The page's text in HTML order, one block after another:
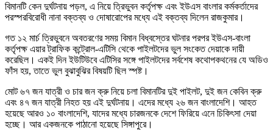
বিমানটি কেন দুর্ঘটনায় পড়ল, এ নিয়ে ত্রিভুবন কর্তৃপক্ষ এবং ইউএস বাংলার কর্মকর্তাদের
পরস্পরবিরোধী নানা বক্তব্য ও দোষারোপের মধ্যে এই বক্তব্য দিলেন রাজকুমার।
গত ১২ মার্চ ত্রিভুবনে অবতরণের সময় বিমান বিধ্বস্তের ঘটনার পরপর ইউএস-বাংলা
কর্তৃপক্ষ এয়ার ট্রাফিক কন্ট্রোল-এটিসি থেকে পাইলটদের ভুল সংকেত দেয়াকে দায়ী
করেছিল। একই দিন ইউটিউবে এটিসির সঙ্গে পাইলটদের সর্বশেষ কথোপকথনের যে অডিও
ফাঁস হয়, তাতে ভুল বুঝাবুঝির বিষয়টি ছিল স্পষ্ট।
মোট ৬৭ জন যাত্রী ও চার জন ক্রু নিয়ে চলা বিমানটির দুই পাইলট, দুই জন কেবিন ক্রু
এবং ৪৭ জন যাত্রী নিহত হয় এই দুর্ঘটনায়। এদের মধ্যে ২৬ জন বাংলাদেশি। আহত
হয়েছে আরও ১০ বাংলাদেশি, যাদের মধ্যে চারজনকে দেশে ফিরিয়ে এনে চিকিৎসা দেয়া
হচ্ছে। আর একজনকে পাঠানো হয়েছে সিঙ্গাপুরে।